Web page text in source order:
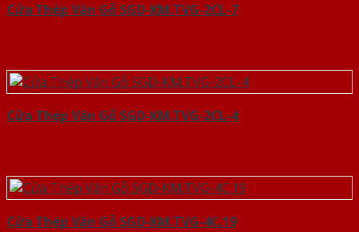
Cửa Thép Vân Gỗ SGD-KM.TVG-2CL-7
Cửa Thép Vân Gỗ SGD-KM.TVG-2CL-4
Cửa Thép Vân Gỗ SGD-KM.TVG-4C.19